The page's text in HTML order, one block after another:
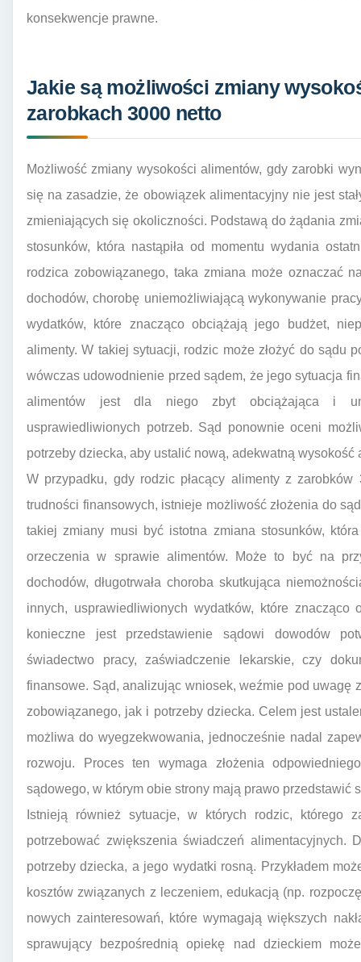
konsekwencje prawne.
Jakie są możliwości zmiany
zarobkach 3000 netto
Możliwość zmiany wysokości alimentów, gdy zarobki
się na zasadzie, że obowiązek alimentacyjny nie jest
zmieniających się okoliczności. Podstawą do żądania
stosunków, która nastąpiła od momentu wydania
rodzica zobowiązanego, taka zmiana może oznaczać
dochodów, chorobę uniemożliwiającą wykonywanie
wydatków, które znacząco obciążają jego budżet,
alimenty. W takiej sytuacji, rodzic może złożyć do sądu
wówczas udowodnienie przed sądem, że jego sytuacja
alimentów jest dla niego zbyt obciążająca i
usprawiedliwionych potrzeb. Sąd ponownie oceni
potrzeby dziecka, aby ustalić nową, adekwatną wysokość
W przypadku, gdy rodzic płacący alimenty z zarobków
trudności finansowych, istnieje możliwość złożenia do
takiej zmiany musi być istotna zmiana stosunków,
orzeczenia w sprawie alimentów. Może to być na
dochodów, długotrwała choroba skutkująca
innych, usprawiedliwionych wydatków, które
konieczne jest przedstawienie sądowi dowodów
świadectwo pracy, zaświadczenie lekarskie, czy
finansowe. Sąd, analizując wniosek, weźmie pod uwagę
zobowiązanego, jak i potrzeby dziecka. Celem jest
możliwa do wyegzekwowania, jednocześnie nadal
rozwoju. Proces ten wymaga złożenia
sądowego, w którym obie strony mają prawo przedstawić
Istnieją również sytuacje, w których rodzic, którego
potrzebować zwiększenia świadczeń
potrzeby dziecka, a jego wydatki rosną. Przykładem
kosztów związanych z leczeniem, edukacją (np.
nowych zainteresowań, które wymagają większych
sprawujący bezpośrednią opiekę nad dzieckiem